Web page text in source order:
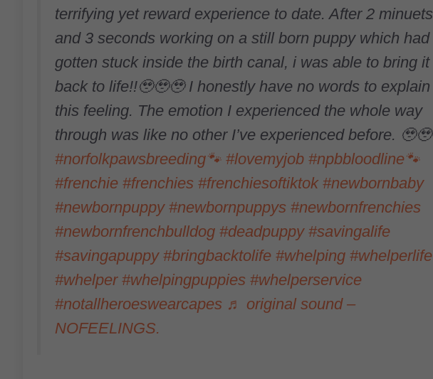
terrifying yet reward experience to date. After 2 minuets
and 3 seconds working on a still born puppy which had
gotten stuck inside the birth canal, i was able to bring it
back to life!!🥹🥹🥹 I honestly have no words to explain
this feeling. The emotion I experienced the whole way
through was like no other I’ve experienced before. 🥹🥹
#norfolkpawsbreeding🐾 #lovemyjob #npbbloodline🐾
#frenchie #frenchies #frenchiesoftiktok #newbornbaby
#newbornpuppy #newbornpuppys #newbornfrenchies
#newbornfrenchbulldog #deadpuppy #savingalife
#savingapuppy #bringbacktolife #whelping #whelperlife
#whelper #whelpingpuppies #whelperservice
#notallheroeswearcapes ♬ original sound –
NOFEELINGS.